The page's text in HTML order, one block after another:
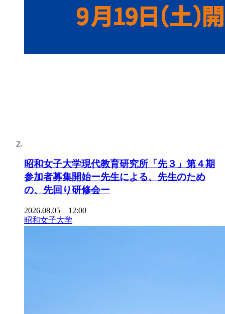
昭和女子大学現代教育研究所「先３」第４期
参加者募集開始ー先生による、先生のため
の、先回り研修会ー
2026.08.05 12:00
昭和女子大学